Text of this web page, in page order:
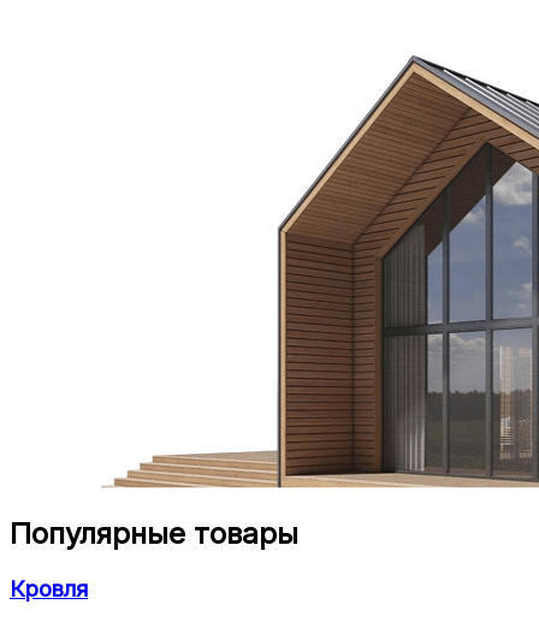
Популярные товары
Кровля